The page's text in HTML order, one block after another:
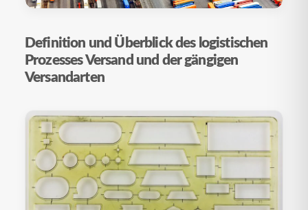
Definition und Überblick des logistischen
Prozesses Versand und der gängigen
Versandarten